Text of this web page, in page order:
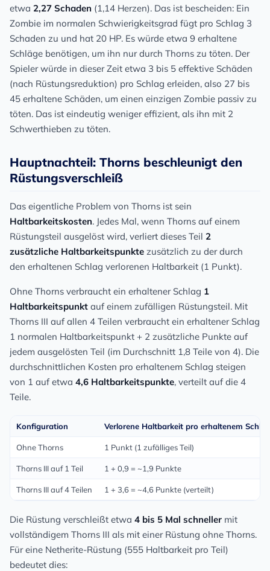
etwa 2,27 Schaden (1,14 Herzen). Das ist bescheiden: Ein
Zombie im normalen Schwierigkeitsgrad fügt pro Schlag 3
Schaden zu und hat 20 HP. Es würde etwa 9 erhaltene
Schläge benötigen, um ihn nur durch Thorns zu töten. Der
Spieler würde in dieser Zeit etwa 3 bis 5 effektive Schäden
(nach Rüstungsreduktion) pro Schlag erleiden, also 27 bis
45 erhaltene Schäden, um einen einzigen Zombie passiv zu
töten. Das ist eindeutig weniger effizient, als ihn mit 2
Schwerthieben zu töten.
Hauptnachteil: Thorns beschleunigt den
Rüstungsverschleiß
Das eigentliche Problem von Thorns ist sein
Haltbarkeitskosten. Jedes Mal, wenn Thorns auf einem
Rüstungsteil ausgelöst wird, verliert dieses Teil 2
zusätzliche Haltbarkeitspunkte zusätzlich zu der durch
den erhaltenen Schlag verlorenen Haltbarkeit (1 Punkt).
Ohne Thorns verbraucht ein erhaltener Schlag 1
Haltbarkeitspunkt auf einem zufälligen Rüstungsteil. Mit
Thorns III auf allen 4 Teilen verbraucht ein erhaltener Schlag
1 normalen Haltbarkeitspunkt + 2 zusätzliche Punkte auf
jedem ausgelösten Teil (im Durchschnitt 1,8 Teile von 4). Die
durchschnittlichen Kosten pro erhaltenem Schlag steigen
von 1 auf etwa 4,6 Haltbarkeitspunkte, verteilt auf die 4
Teile.
Konfiguration Verlorene Haltbarkeit pro erhaltenem
Ohne Thorns 1 Punkt (1 zufälliges Teil)
Thorns III auf 1 Teil 1 + 0,9 = ~1,9 Punkte
Thorns III auf 4 Teilen 1 + 3,6 = ~4,6 Punkte (verteilt)
Die Rüstung verschleißt etwa 4 bis 5 Mal schneller mit
vollständigem Thorns III als mit einer Rüstung ohne Thorns.
Für eine Netherite-Rüstung (555 Haltbarkeit pro Teil)
bedeutet dies: